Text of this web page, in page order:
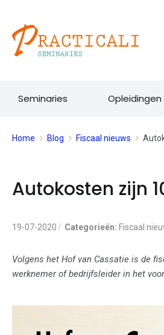
Ga
naar
de
Seminaries Opleidingen
Home Blog Fiscaal nieuws
Autokosten zijn
19-07-2020 Categorieën: Fiscaal
Volgens het Hof van Cassatie is de
werknemer of bedrijfsleider in het